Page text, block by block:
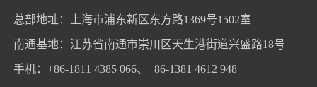
总部地址：上海市浦东新区东方路1369号1502室
南通基地：江苏省南通市崇川区天生港街道兴盛路18号
手机： +86-1811 4385 066、 +86-1381 4612 948